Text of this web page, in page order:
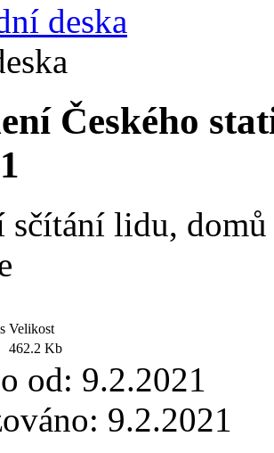
deska
Českého
sčítání lidu,
Velikost
462.2 Kb
od: 9.2.2021
9.2.2021